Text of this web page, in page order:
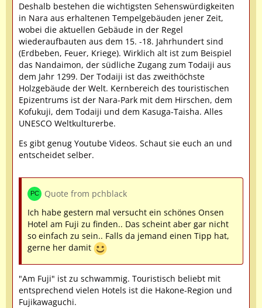
Deshalb bestehen die wichtigsten Sehenswürdigkeiten
in Nara aus erhaltenen Tempelgebäuden jener Zeit,
wobei die aktuellen Gebäude in der Regel
wiederaufbauten aus dem 15. -18. Jahrhundert sind
(Erdbeben, Feuer, Kriege). Wirklich alt ist zum Beispiel
das Nandaimon, der südliche Zugang zum Todaiji aus
dem Jahr 1299. Der Todaiji ist das zweithöchste
Holzgebäude der Welt. Kernbereich des touristischen
Epizentrums ist der Nara-Park mit dem Hirschen, dem
Kofukuji, dem Todaiji und dem Kasuga-Taisha. Alles
UNESCO Weltkulturerbe.
Es gibt genug Youtube Videos. Schaut sie euch an und
entscheidet selber.
Quote from pchblack
Ich habe gestern mal versucht ein schönes Onsen
Hotel am Fuji zu finden.. Das scheint aber gar nicht
so einfach zu sein.. Falls da jemand einen Tipp hat,
gerne her damit
"Am Fuji" ist zu schwammig. Touristisch beliebt mit
entsprechend vielen Hotels ist die Hakone-Region und
Fujikawaguchi.